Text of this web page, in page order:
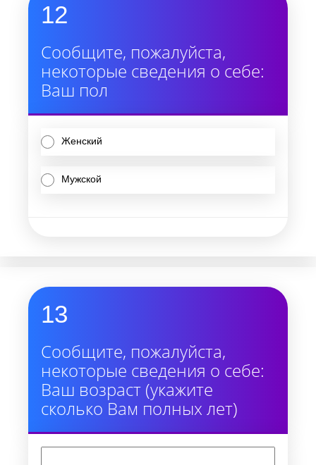
12
Сообщите, пожалуйста,
некоторые сведения о себе:
Ваш пол
Женский
Мужской
13
Сообщите, пожалуйста,
некоторые сведения о себе:
Ваш возраст (укажите
сколько Вам полных лет)